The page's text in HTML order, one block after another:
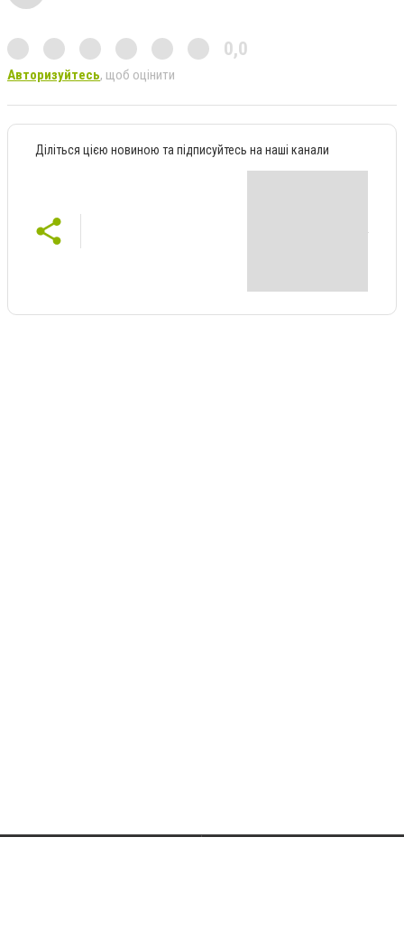
0,0
Авторизуйтесь, щоб оцінити
Діліться цією новиною та підписуйтесь на наші канали